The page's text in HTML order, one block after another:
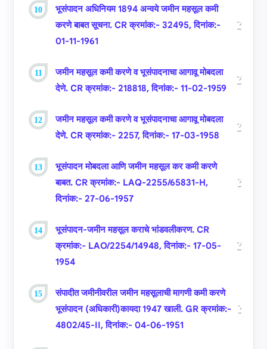
भूसंपादन अधिनियम 1894 अन्‍वये जमीन महसूल कमी
करणे बाबत सूचना. CR क्रमांक:- 32495, दिनांक:-
01-11-1961
जमीन महसूल कमी करणे व भूसंपादनाचा आगावू मोबदला
देणे. CR क्रमांक:- 218818, दिनांक:- 11-02-1959
जमीन महसूल कमी करणे व भूसंपादनाचा आगावू मोबदला
देणे. CR क्रमांक:- 2257, दिनांक:- 17-03-1958
भूसंपादन मोबदला आणि जमीन महसूल कर कमी करणे
बाबत. CR क्रमांक:- LAQ-2255/65831-H,
दिनांक:- 27-06-1957
भूसंपादन-जमीन महसूल कराचे भांडवलीकरण. CR
क्रमांक:- LAO/2254/14948, दिनांक:- 17-05-
1954
संपादीत जमीनीवरील जमीन महसूलाची मागणी कमी करणे
भूसंपादन (अधिकारी)कायदा 1947 खाली. GR क्रमांक:-
4802/45-II, दिनांक:- 04-06-1951